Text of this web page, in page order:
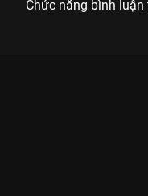
Chức năng bình